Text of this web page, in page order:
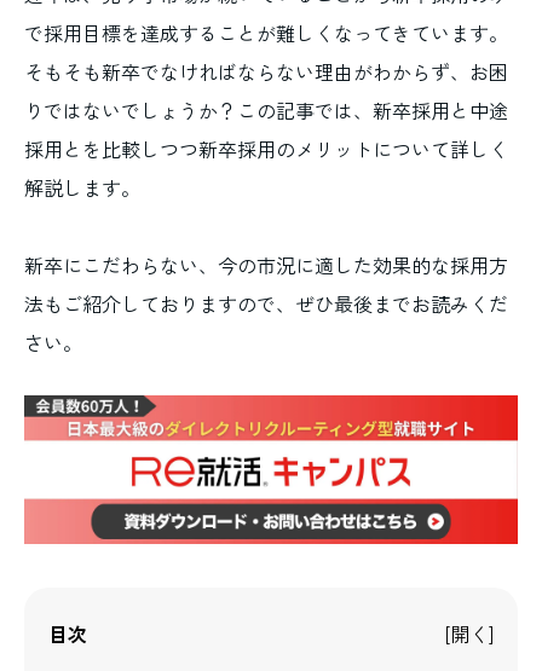
で採用目標を達成することが難しくなってきています。
そもそも新卒でなければならない理由がわからず、お困
りではないでしょうか？この記事では、新卒採用と中途
採用とを比較しつつ新卒採用のメリットについて詳しく
解説します。
新卒にこだわらない、今の市況に適した効果的な採用方
法もご紹介しておりますので、ぜひ最後までお読みくだ
さい。
目次